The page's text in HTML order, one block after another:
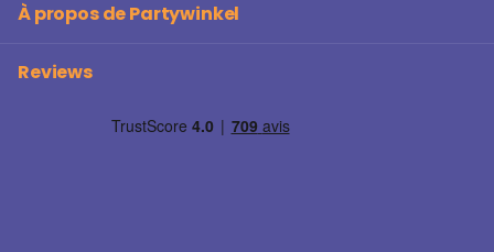
À propos de Partywinkel
Reviews